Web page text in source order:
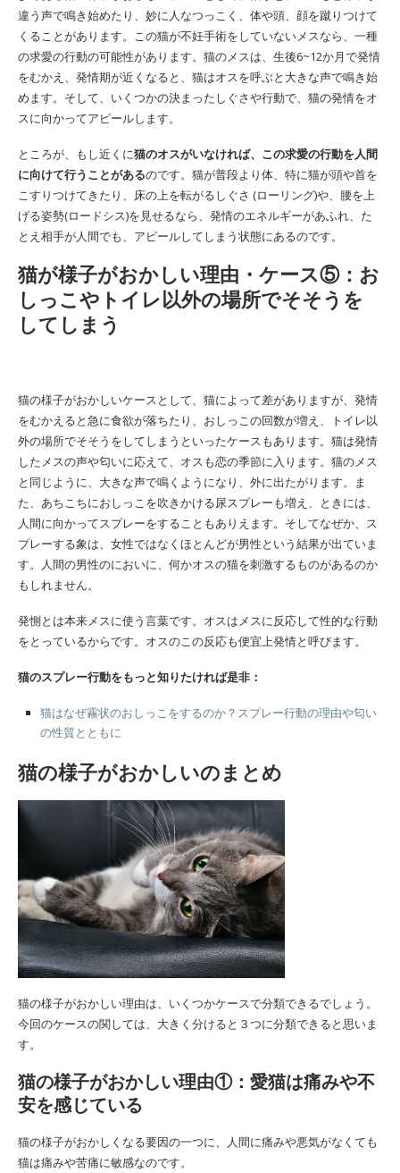
違う声で鳴き始めたり、妙に人なつっこく、体や頭、顔を蹴りつけて
くることがあります。この猫が不妊手術をしていないメスなら、一種
の求愛の行動の可能性があります。猫のメスは、生後6~12か月で発情
をむかえ、発情期が近くなると、猫はオスを呼ぶと大きな声で鳴き始
めます。そして、いくつかの決まったしぐさや行動で、猫の発情をオ
スに向かってアピールします。
ところが、もし近くに猫のオスがいなければ、この求愛の行動を人間
に向けて行うことがあるのです。猫が普段より体、特に猫が頭や首を
こすりつけてきたり、床の上を転がるしぐさ (ローリング)や、腰を上
げる姿勢(ロードシス)を見せるなら、発情のエネルギーがあふれ、た
とえ相手が人間でも、アピールしてしまう状態にあるのです。
猫が様子がおかしい理由・ケース⑤：お
しっこやトイレ以外の場所でそそうを
してしまう
猫の様子がおかしいケースとして、猫によって差がありますが、発情
をむかえると急に食欲が落ちたり、おしっこの回数が増え、トイレ以
外の場所でそそうをしてしまうといったケースもあります。猫は発情
したメスの声や匂いに応えて、オスも恋の季節に入ります。猫のメス
と同じように、大きな声で鳴くようになり、外に出たがります。ま
た、あちこちにおしっこを吹きかける尿スプレーも増え、ときには、
人間に向かってスプレーをすることもありえます。そしてなぜか、ス
プレーする象は、女性ではなくほとんどが男性という結果が出ていま
す。人間の男性のにおいに、何かオスの猫を刺激するものがあるのか
もしれません。
発惻とは本来メスに使う言葉です。オスはメスに反応して性的な行動
をとっているからです。オスのこの反応も便宜上発情と呼びます。
猫のスプレー行動をもっと知りたければ是非：
猫はなぜ霧状のおしっこをするのか？スプレー行動の理由や匂い
の性質とともに
猫の様子がおかしいのまとめ
猫の様子がおかしい理由は、いくつかケースで分類できるでしょう。
今回のケースの関しては、大きく分けると３つに分類できると思いま
す。
猫の様子がおかしい理由①：愛猫は痛みや不
安を感じている
猫の様子がおかしくなる要因の一つに、人間に痛みや悪気がなくても
猫は痛みや苦痛に敏感なのです。